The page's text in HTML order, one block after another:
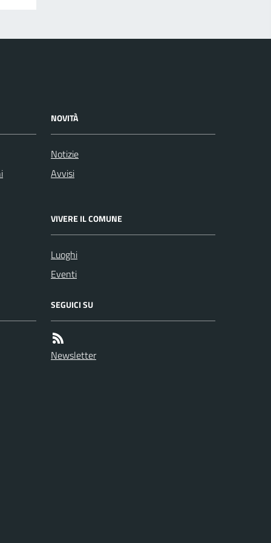
NOVITÀ
Notizie
Avvisi
VIVERE IL COMUNE
Luoghi
Eventi
SEGUICI SU
Newsletter